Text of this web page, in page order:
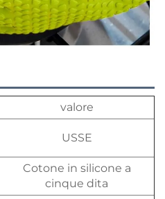
valore
USSE
Cotone in silicone a
cinque dita